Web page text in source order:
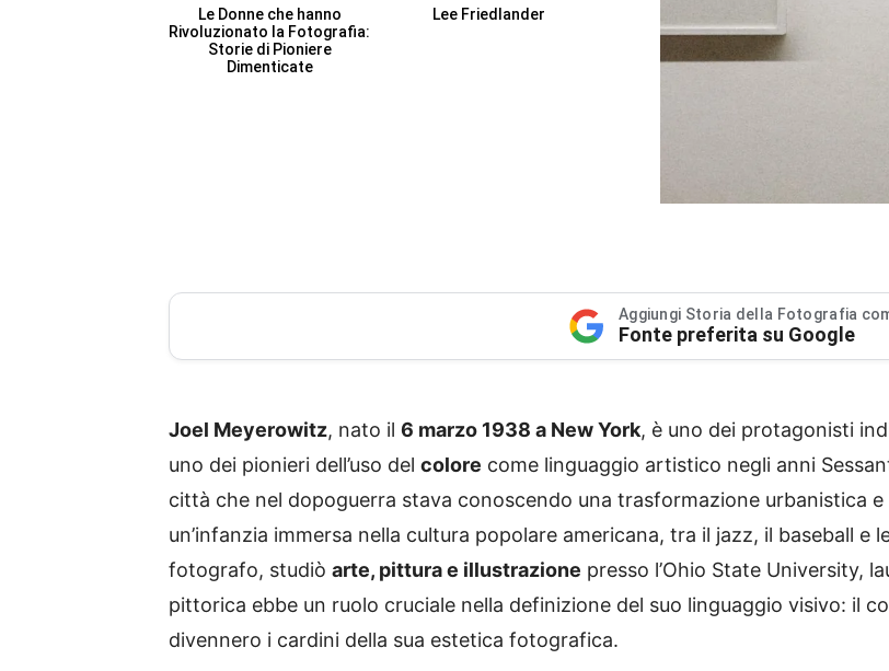
Le Donne che hanno
Rivoluzionato la Fotografia:
Storie di Pioniere
Dimenticate
Lee Friedlander
Aggiungi Storia della Fotografia
Fonte preferita su Google
Joel Meyerowitz, nato il 6 marzo 1938 a New York, è uno dei protagonisti
uno dei pionieri dell’uso del colore come linguaggio artistico negli anni
città che nel dopoguerra stava conoscendo una trasformazione urbanistica
un’infanzia immersa nella cultura popolare americana, tra il jazz, il baseball
fotografo, studiò arte, pittura e illustrazione presso l’Ohio State University,
pittorica ebbe un ruolo cruciale nella definizione del suo linguaggio visivo: il
divennero i cardini della sua estetica fotografica.